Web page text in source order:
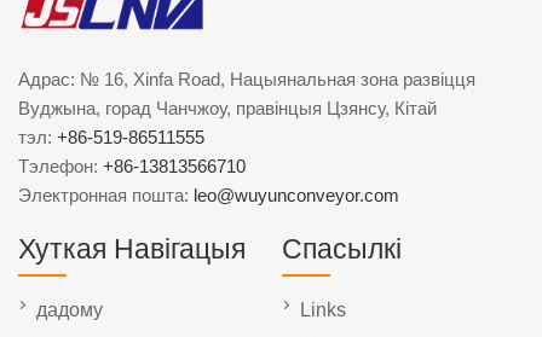
Адрас: № 16, Xinfa Road, Нацыянальная зона развіцця
Вуджына, горад Чанчжоу, правінцыя Цзянсу, Кітай
тэл: +86-519-86511555
Тэлефон: +86-13813566710
Электронная пошта: leo@wuyunconveyor.com
Хуткая Навігацыя
дадому
Спасылкі
Links